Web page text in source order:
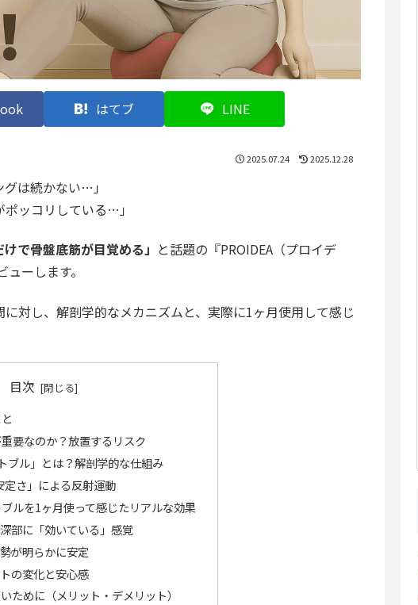
はてブ LINE
2025.07.24 2025.12.28
は続かない…」
ポッコリしている…」
けで骨盤底筋が目覚める」 と話題の『PROIDEA（プロイデ
ーします。
対し、解剖学的なメカニズムと、実際に1ヶ月使用して感じ
目次
要なのか？放置するリスク
ブル」とは？解剖学的な仕組み
定さ」による反射運動
ブルを1ヶ月使って感じたリアルな効果
部に「効いている」感覚
が明らかに安定
の変化と安心感
ために（メリット・デメリット）